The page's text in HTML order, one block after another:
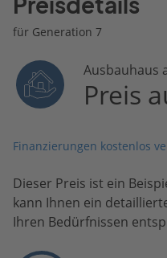
für Generation 7
Ausbauhaus
Preis
Finanzierungen kostenlos
Dieser Preis ist ein
kann Ihnen ein
Ihren Bedürfnissen